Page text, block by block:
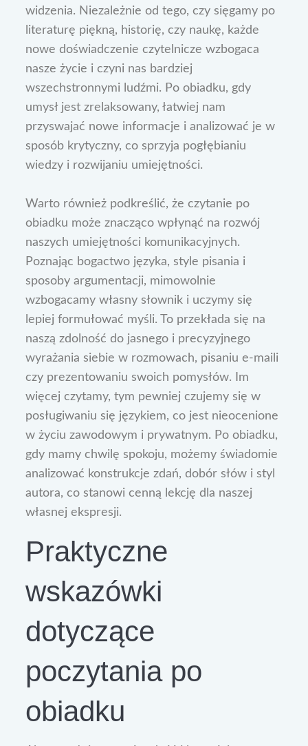
widzenia. Niezależnie od tego, czy sięgamy po
literaturę piękną, historię, czy naukę, każde
nowe doświadczenie czytelnicze wzbogaca
nasze życie i czyni nas bardziej
wszechstronnymi ludźmi. Po obiadku, gdy
umysł jest zrelaksowany, łatwiej nam
przyswajać nowe informacje i analizować je w
sposób krytyczny, co sprzyja pogłębianiu
wiedzy i rozwijaniu umiejętności.
Warto również podkreślić, że czytanie po
obiadku może znacząco wpłynąć na rozwój
naszych umiejętności komunikacyjnych.
Poznając bogactwo języka, style pisania i
sposoby argumentacji, mimowolnie
wzbogacamy własny słownik i uczymy się
lepiej formułować myśli. To przekłada się na
naszą zdolność do jasnego i precyzyjnego
wyrażania siebie w rozmowach, pisaniu e-maili
czy prezentowaniu swoich pomysłów. Im
więcej czytamy, tym pewniej czujemy się w
posługiwaniu się językiem, co jest nieocenione
w życiu zawodowym i prywatnym. Po obiadku,
gdy mamy chwilę spokoju, możemy świadomie
analizować konstrukcje zdań, dobór słów i styl
autora, co stanowi cenną lekcję dla naszej
własnej ekspresji.
Praktyczne
wskazówki
dotyczące
poczytania po
obiadku